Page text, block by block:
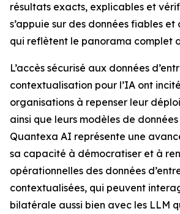
résultats exacts, explicables et
s’appuie sur des données fiables
qui reflètent le panorama complet
L’accès sécurisé aux données
contextualisation pour l’IA ont
organisations à repenser leur
ainsi que leurs modèles de
Quantexa AI représente une
sa capacité à démocratiser et à
opérationnelles des données
contextualisées, qui peuvent
bilatérale aussi bien avec les LLM